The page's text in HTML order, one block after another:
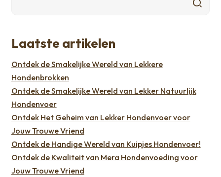
Laatste artikelen
Ontdek de Smakelijke Wereld van Lekkere
Hondenbrokken
Ontdek de Smakelijke Wereld van Lekker Natuurlijk
Hondenvoer
Ontdek Het Geheim van Lekker Hondenvoer voor
Jouw Trouwe Vriend
Ontdek de Handige Wereld van Kuipjes Hondenvoer!
Ontdek de Kwaliteit van Mera Hondenvoeding voor
Jouw Trouwe Vriend